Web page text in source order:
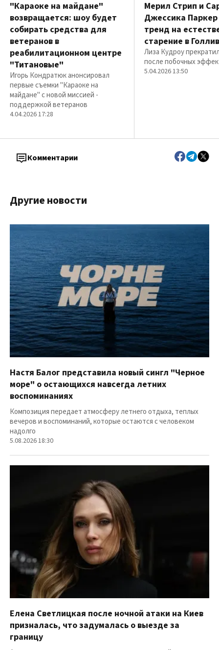
"Караоке на майдане"
возвращается: шоу будет
собирать средства для
ветеранов в
реабилитационном центре
"Титановые"
Игорь Кондратюк анонсировал
первые съемки "Караоке на
майдане" с новой миссией -
поддержкой ветеранов
4.04.2026 17:28
Мерил Стрип и
Джессика
тренд на
старение в
Лиза Кудроу
после побочных
5.04.2026 13:50
Комментарии
Другие новости
Настя Балог представила новый сингл "Черное
море" о остающихся навсегда летних
воспоминаниях
Композиция передает атмосферу летнего отдыха, теплых
вечеров и воспоминаний, которые остаются с человеком
надолго
5.08.2026 18:30
Елена Светлицкая после ночной атаки на Киев
призналась, что задумалась о выезде за
границу